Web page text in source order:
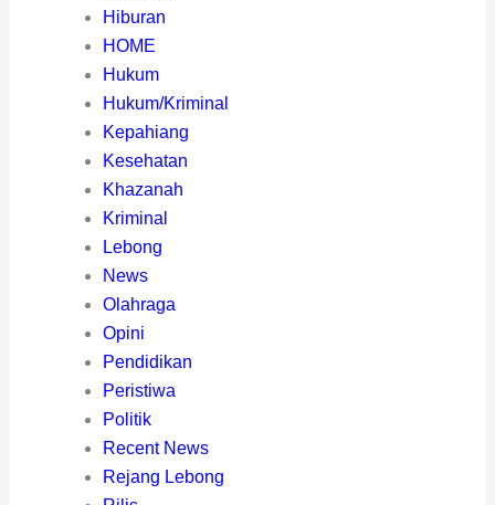
Hiburan
HOME
Hukum
Hukum/Kriminal
Kepahiang
Kesehatan
Khazanah
Kriminal
Lebong
News
Olahraga
Opini
Pendidikan
Peristiwa
Politik
Recent News
Rejang Lebong